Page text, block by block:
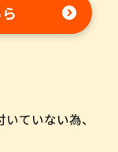
ていない為、